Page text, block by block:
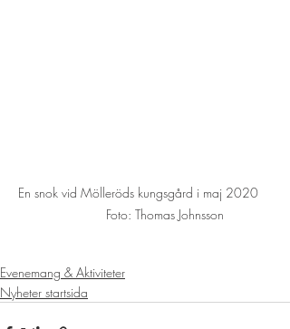
En snok vid Mölleröds kungsgård i maj 2020
           Foto: Thomas Johnsson
Evenemang & Aktiviteter
Nyheter startsida